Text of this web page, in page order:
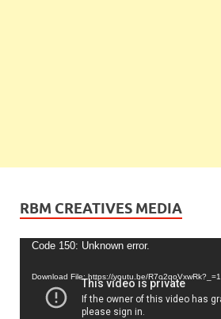
RBM CREATIVES MEDIA
Video
Code 150: Unknown error.
Download File: https://youtu.be/R7o2qoVxwRk?_=1